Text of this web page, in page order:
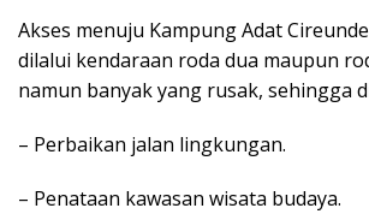
Akses menuju Kampung Adat
dilalui kendaraan roda dua maupun
namun banyak yang rusak, sehingga
– Perbaikan jalan lingkungan.
– Penataan kawasan wisata budaya.